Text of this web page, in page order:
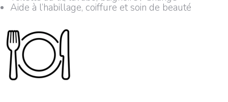
Aide à l’habillage, coiffure et soin de beauté